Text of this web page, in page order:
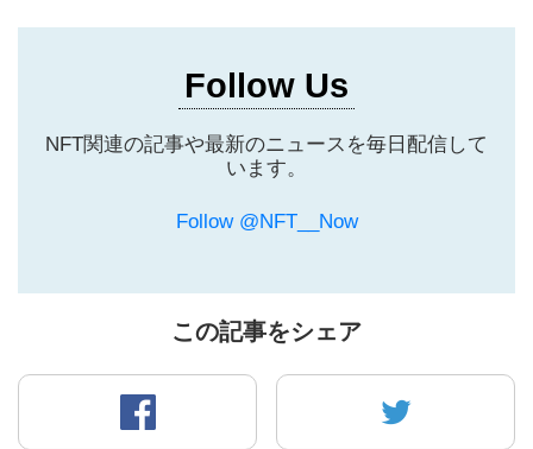
Follow Us
NFT関連の記事や最新のニュースを毎日配信して
います。
Follow @NFT__Now
この記事をシェア